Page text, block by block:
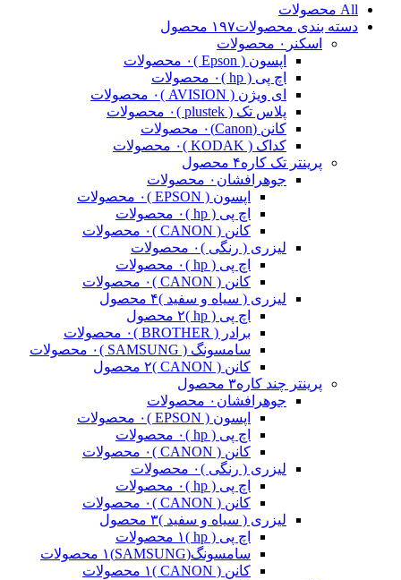
All محصولات
دسته بندی محصولات۱۹۷ محصول
اسکنر ۰ محصولات
اپسون ( Epson )
۰ محصولات
اچ پی ( hp )
۰ محصولات
ای ویژن ( AVISION )
۰ محصولات
پلاس تک ( plustek )
۰ محصولات
کانن (Canon)
۰ محصولات
کداک ( KODAK )
۰ محصولات
پرینتر تک کاره۴ محصول
جوهرافشان ۰ محصولات
اپسون ( EPSON )
۰ محصولات
اچ پی ( hp )
۰ محصولات
کانن ( CANON )
۰ محصولات
لیزری ( رنگی )۰ محصولات
اچ پی ( hp )
۰ محصولات
کانن ( CANON )
۰ محصولات
لیزری ( سیاه و سفید )۴ محصول
اچ پی ( hp )
۲ محصول
برادر ( BROTHER )
۰ محصولات
سامسونگ ( SAMSUNG )
۰ محصولات
کانن ( CANON )
۲ محصول
پرینتر چند کاره۳ محصول
جوهرافشان ۰ محصولات
اپسون ( EPSON )
۰ محصولات
اچ پی ( hp )
۰ محصولات
کانن ( CANON )
۰ محصولات
لیزری ( رنگی )۰ محصولات
اچ پی ( hp )
۰ محصولات
کانن ( CANON )
۰ محصولات
لیزری ( سیاه و سفید )۳ محصول
اچ پی ( hp )
۱ محصولات
سامسونگ(SAMSUNG)
۱ محصولات
کانن ( CANON )
۱ محصولات